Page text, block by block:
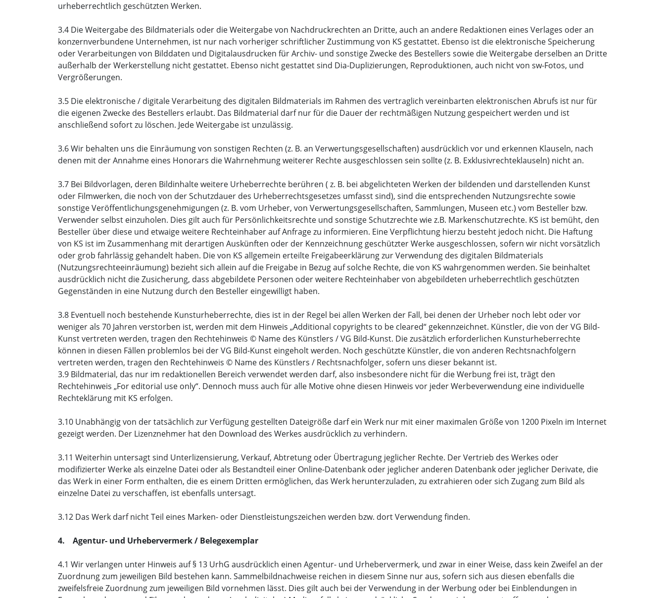
urheberrechtlich geschützten Werken.
3.4 Die Weitergabe des Bildmaterials oder die Weitergabe von Nachdruckrechten an Dritte, auch an andere Redaktionen eines Verlages oder an
konzernverbundene Unternehmen, ist nur nach vorheriger schriftlicher Zustimmung von KS gestattet. Ebenso ist die elektronische Speicherung
oder Verarbeitungen von Bilddaten und Digitalausdrucken für Archiv- und sonstige Zwecke des Bestellers sowie die Weitergabe derselben an Dritte
außerhalb der Werkerstellung nicht gestattet. Ebenso nicht gestattet sind Dia-Duplizierungen, Reproduktionen, auch nicht von sw-Fotos, und
Vergrößerungen.
3.5 Die elektronische / digitale Verarbeitung des digitalen Bildmaterials im Rahmen des vertraglich vereinbarten elektronischen Abrufs ist nur für
die eigenen Zwecke des Bestellers erlaubt. Das Bildmaterial darf nur für die Dauer der rechtmäßigen Nutzung gespeichert werden und ist
anschließend sofort zu löschen. Jede Weitergabe ist unzulässig.
3.6 Wir behalten uns die Einräumung von sonstigen Rechten (z. B. an Verwertungsgesellschaften) ausdrücklich vor und erkennen Klauseln, nach
denen mit der Annahme eines Honorars die Wahrnehmung weiterer Rechte ausgeschlossen sein sollte (z. B. Exklusivrechteklauseln) nicht an.
3.7 Bei Bildvorlagen, deren Bildinhalte weitere Urheberrechte berühren ( z. B. bei abgelichteten Werken der bildenden und darstellenden Kunst
oder Filmwerken, die noch von der Schutzdauer des Urheberrechtsgesetzes umfasst sind), sind die entsprechenden Nutzungsrechte sowie
sonstige Veröffentlichungsgenehmigungen (z. B. vom Urheber, von Verwertungsgesellschaften, Sammlungen, Museen etc.) vom Besteller bzw.
Verwender selbst einzuholen. Dies gilt auch für Persönlichkeitsrechte und sonstige Schutzrechte wie z.B. Markenschutzrechte. KS ist bemüht, den
Besteller über diese und etwaige weitere Rechteinhaber auf Anfrage zu informieren. Eine Verpflichtung hierzu besteht jedoch nicht. Die Haftung
von KS ist im Zusammenhang mit derartigen Auskünften oder der Kennzeichnung geschützter Werke ausgeschlossen, sofern wir nicht vorsätzlich
oder grob fahrlässig gehandelt haben. Die von KS allgemein erteilte Freigabeerklärung zur Verwendung des digitalen Bildmaterials
(Nutzungsrechteeinräumung) bezieht sich allein auf die Freigabe in Bezug auf solche Rechte, die von KS wahrgenommen werden. Sie beinhaltet
ausdrücklich nicht die Zusicherung, dass abgebildete Personen oder weitere Rechteinhaber von abgebildeten urheberrechtlich geschützten
Gegenständen in eine Nutzung durch den Besteller eingewilligt haben.
3.8 Eventuell noch bestehende Kunsturheberrechte, dies ist in der Regel bei allen Werken der Fall, bei denen der Urheber noch lebt oder vor
weniger als 70 Jahren verstorben ist, werden mit dem Hinweis „Additional copyrights to be cleared“ gekennzeichnet. Künstler, die von der VG Bild-
Kunst vertreten werden, tragen den Rechtehinweis © Name des Künstlers / VG Bild-Kunst. Die zusätzlich erforderlichen Kunsturheberrechte
können in diesen Fällen problemlos bei der VG Bild-Kunst eingeholt werden. Noch geschützte Künstler, die von anderen Rechtsnachfolgern
vertreten werden, tragen den Rechtehinweis © Name des Künstlers / Rechtsnachfolger, sofern uns dieser bekannt ist.
3.9 Bildmaterial, das nur im redaktionellen Bereich verwendet werden darf, also insbesondere nicht für die Werbung frei ist, trägt den
Rechtehinweis „For editorial use only“. Dennoch muss auch für alle Motive ohne diesen Hinweis vor jeder Werbeverwendung eine individuelle
Rechteklärung mit KS erfolgen.
3.10 Unabhängig von der tatsächlich zur Verfügung gestellten Dateigröße darf ein Werk nur mit einer maximalen Größe von 1200 Pixeln im Internet
gezeigt werden. Der Lizenznehmer hat den Download des Werkes ausdrücklich zu verhindern.
3.11 Weiterhin untersagt sind Unterlizensierung, Verkauf, Abtretung oder Übertragung jeglicher Rechte. Der Vertrieb des Werkes oder
modifizierter Werke als einzelne Datei oder als Bestandteil einer Online-Datenbank oder jeglicher anderen Datenbank oder jeglicher Derivate, die
das Werk in einer Form enthalten, die es einem Dritten ermöglichen, das Werk herunterzuladen, zu extrahieren oder sich Zugang zum Bild als
einzelne Datei zu verschaffen, ist ebenfalls untersagt.
3.12 Das Werk darf nicht Teil eines Marken- oder Dienstleistungszeichen werden bzw. dort Verwendung finden.
4. Agentur- und Urhebervermerk / Belegexemplar
4.1 Wir verlangen unter Hinweis auf § 13 UrhG ausdrücklich einen Agentur- und Urhebervermerk, und zwar in einer Weise, dass kein Zweifel an der
Zuordnung zum jeweiligen Bild bestehen kann. Sammelbildnachweise reichen in diesem Sinne nur aus, sofern sich aus diesen ebenfalls die
zweifelsfreie Zuordnung zum jeweiligen Bild vornehmen lässt. Dies gilt auch bei der Verwendung in der Werbung oder bei Einblendungen in